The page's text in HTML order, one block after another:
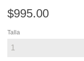
$995.00
Talla